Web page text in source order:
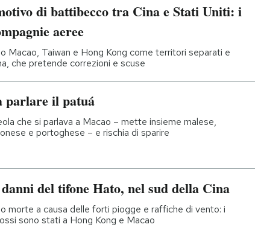
di battibecco tra Cina e Stati Uniti: i
aeree
Macao, Taiwan e Hong Kong come territori separati e
che pretende correzioni e scuse
il patuá
che si parlava a Macao – mette insieme malese,
e portoghese – e rischia di sparire
del tifone Hato, nel sud della Cina
morte a causa delle forti piogge e raffiche di vento: i
sono stati a Hong Kong e Macao